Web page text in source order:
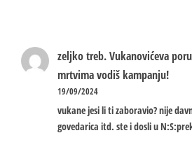
zeljko treb.Vukanovićeva
mrtvima vodiš kampanju!
19/09/2024
vukane jesi li ti zaboravio? nije
govedarica itd. ste i dosli u